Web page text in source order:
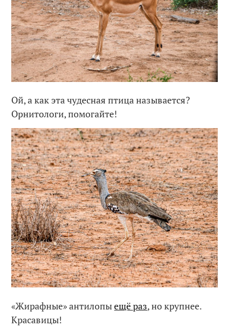
Ой, а как эта чудесная птица называется?
Орнитологи, помогайте!
«Жирафные» антилопыещё раз, но крупнее.
Красавицы!